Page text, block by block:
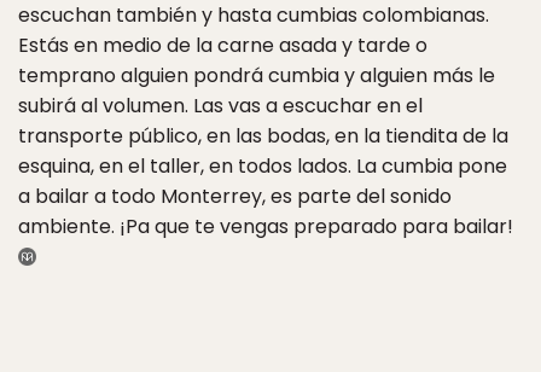
escuchan también y hasta cumbias colombianas.
Estás en medio de la carne asada y tarde o
temprano alguien pondrá cumbia y alguien más le
subirá al volumen. Las vas a escuchar en el
transporte público, en las bodas, en la tiendita de la
esquina, en el taller, en todos lados. La cumbia pone
a bailar a todo Monterrey, es parte del sonido
ambiente. ¡Pa que te vengas preparado para bailar!